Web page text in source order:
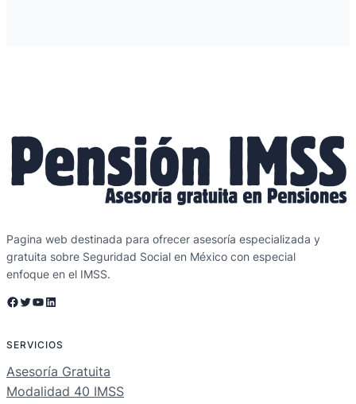
Pagina web destinada para ofrecer asesoría especializada y
gratuita sobre Seguridad Social en México con especial
enfoque en el IMSS.
Facebook Twitter YouTube LinkedIn
SERVICIOS
Asesoría Gratuita
Modalidad 40 IMSS